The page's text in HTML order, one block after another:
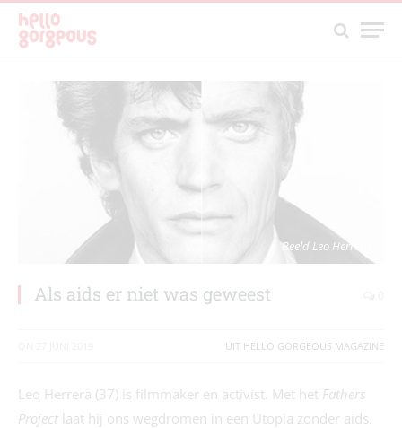
Beeld Leo Herrera
Als aids er niet was geweest
UIT HELLO GORGEOUS MAGAZINE
Leo Herrera (37) is filmmaker en activist. Met het Fathers
Project laat hij ons wegdromen in een Utopia zonder aids.